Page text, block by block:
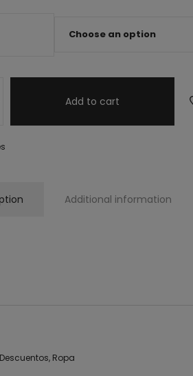
Add to cart
Additional information
Descuentos, Ropa